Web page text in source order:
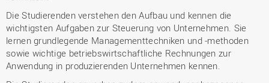
Die Studierenden verstehen den Aufbau und kennen die
wichtigsten Aufgaben zur Steuerung von Unternehmen. Sie
lernen grundlegende Managementtechniken und -methoden
sowie wichtige betriebswirtschaftliche Rechnungen zur
Anwendung in produzierenden Unternehmen kennen.